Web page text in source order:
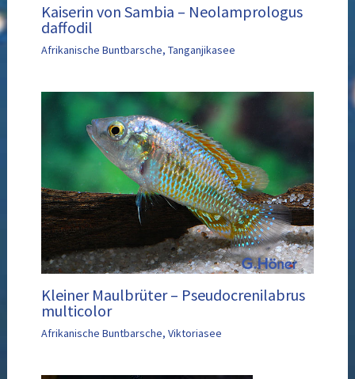
Kaiserin von Sambia – Neolamprologus
daffodil
Afrikanische Buntbarsche, Tanganjikasee
Kleiner Maulbrüter – Pseudocrenilabrus
multicolor
Afrikanische Buntbarsche, Viktoriasee